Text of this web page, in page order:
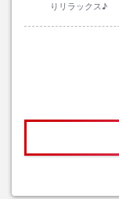
りリラックス♪